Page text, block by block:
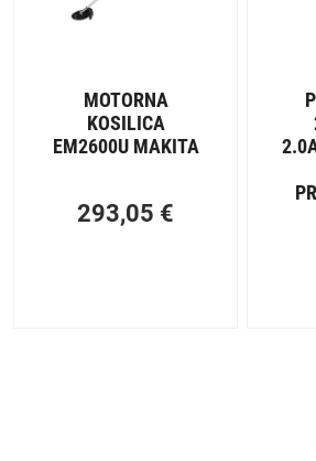
MOTORNA
KOSILICA
EM2600U MAKITA
293,05 €